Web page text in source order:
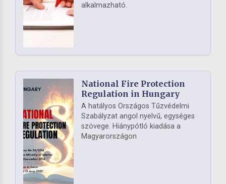
alkalmazható.
National Fire Protection
Regulation in Hungary
A hatályos Országos Tűzvédelmi
Szabályzat angol nyelvű, egységes
szövege. Hiánypótló kiadása a
Magyarországon